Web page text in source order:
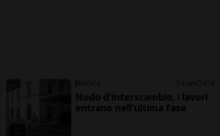
BIASCA 4 ore 4 4
Nodo d'interscambio, i lavori
entrano nell'ultima fase